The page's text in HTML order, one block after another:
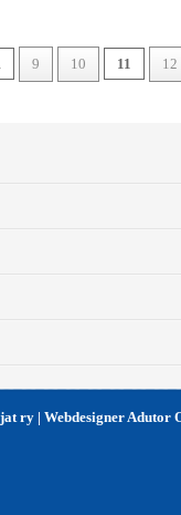
9 10 11 12
ry | Webdesigner Adutor